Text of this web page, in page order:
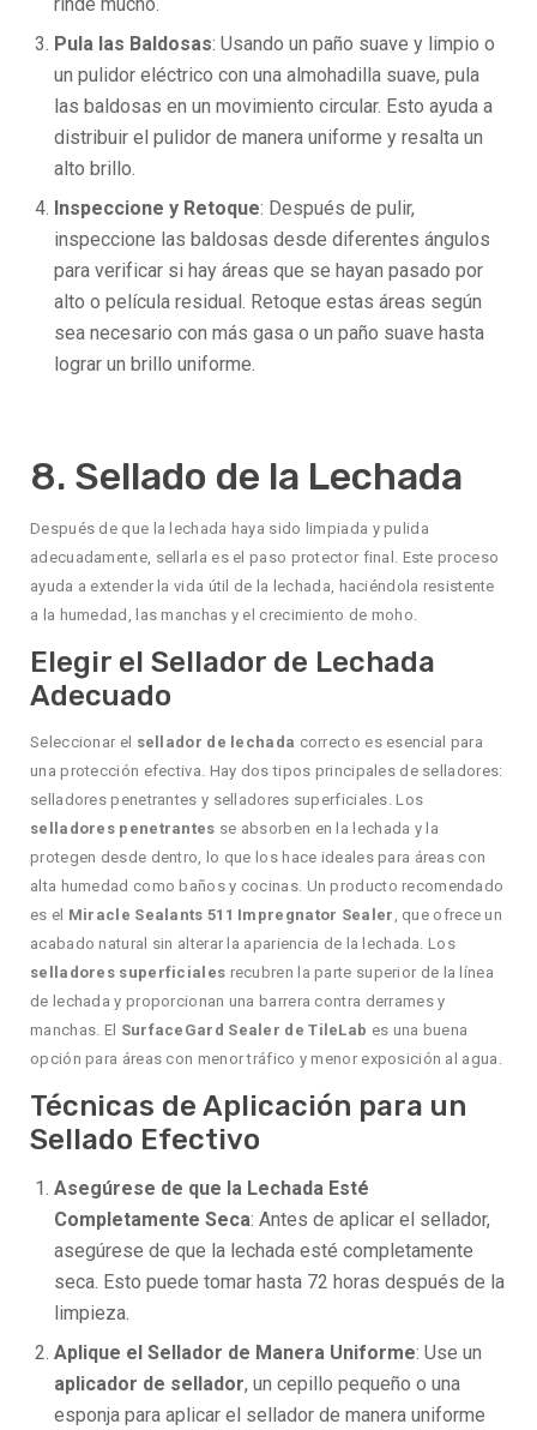
rinde mucho.
Pula las Baldosas: Usando un paño suave y limpio o
un pulidor eléctrico con una almohadilla suave, pula
las baldosas en un movimiento circular. Esto ayuda a
distribuir el pulidor de manera uniforme y resalta un
alto brillo.
Inspeccione y Retoque: Después de pulir,
inspeccione las baldosas desde diferentes ángulos
para verificar si hay áreas que se hayan pasado por
alto o película residual. Retoque estas áreas según
sea necesario con más gasa o un paño suave hasta
lograr un brillo uniforme.
8. Sellado de la Lechada
Después de que la lechada haya sido limpiada y pulida
adecuadamente, sellarla es el paso protector final. Este proceso
ayuda a extender la vida útil de la lechada, haciéndola resistente
a la humedad, las manchas y el crecimiento de moho.
Elegir el Sellador de Lechada
Adecuado
Seleccionar el sellador de lechada correcto es esencial para
una protección efectiva. Hay dos tipos principales de selladores:
selladores penetrantes y selladores superficiales. Los
selladores penetrantes se absorben en la lechada y la
protegen desde dentro, lo que los hace ideales para áreas con
alta humedad como baños y cocinas. Un producto recomendado
es el Miracle Sealants 511 Impregnator Sealer , que ofrece un
acabado natural sin alterar la apariencia de la lechada. Los
selladores superficiales recubren la parte superior de la línea
de lechada y proporcionan una barrera contra derrames y
manchas. El SurfaceGard Sealer de TileLab es una buena
opción para áreas con menor tráfico y menor exposición al agua.
Técnicas de Aplicación para un
Sellado Efectivo
Asegúrese de que la Lechada Esté
Completamente Seca: Antes de aplicar el sellador,
asegúrese de que la lechada esté completamente
seca. Esto puede tomar hasta 72 horas después de la
limpieza.
Aplique el Sellador de Manera Uniforme: Use un
aplicador de sellador, un cepillo pequeño o una
esponja para aplicar el sellador de manera uniforme